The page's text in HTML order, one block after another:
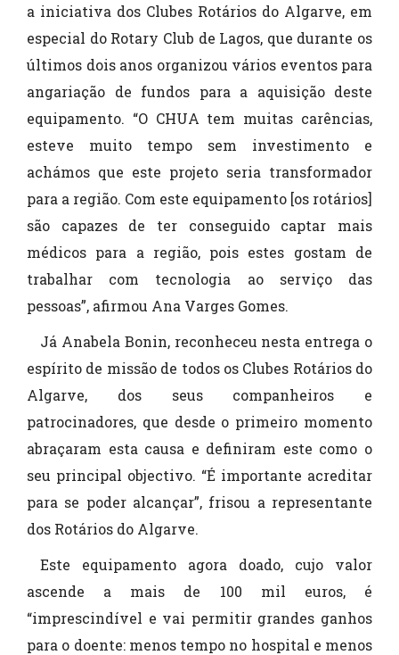
a iniciativa dos Clubes Rotários do Algarve, em
especial do Rotary Club de Lagos, que durante os
últimos dois anos organizou vários eventos para
angariação de fundos para a aquisição deste
equipamento. “O CHUA tem muitas carências,
esteve muito tempo sem investimento e
achámos que este projeto seria transformador
para a região. Com este equipamento [os rotários]
são capazes de ter conseguido captar mais
médicos para a região, pois estes gostam de
trabalhar com tecnologia ao serviço das
pessoas”, afirmou Ana Varges Gomes.
Já Anabela Bonin, reconheceu nesta entrega o
espírito de missão de todos os Clubes Rotários do
Algarve, dos seus companheiros e
patrocinadores, que desde o primeiro momento
abraçaram esta causa e definiram este como o
seu principal objectivo. “É importante acreditar
para se poder alcançar”, frisou a representante
dos Rotários do Algarve.
Este equipamento agora doado, cujo valor
ascende a mais de 100 mil euros, é
“imprescindível e vai permitir grandes ganhos
para o doente: menos tempo no hospital e menos